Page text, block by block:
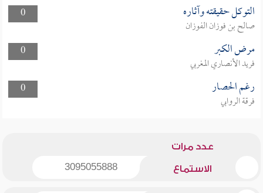
0
التوكل حقيقته وآثاره
صالح بن فوزان الفوزان
0
مرض الكبر
فريد الأنصاري المغربي
0
رغم الحصار
فرقة الروابي
عدد مرات
الاستماع 3095055888